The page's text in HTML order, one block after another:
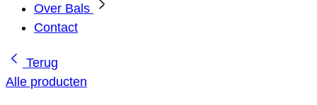
Over Bals
Contact
Terug
Alle producten